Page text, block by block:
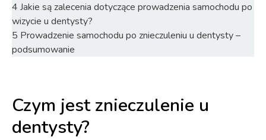
4 Jakie są zalecenia dotyczące prowadzenia samochodu po
wizycie u dentysty?
5 Prowadzenie samochodu po znieczuleniu u dentysty –
podsumowanie
Czym jest znieczulenie u
dentysty?